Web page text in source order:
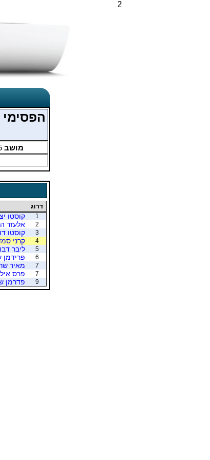
2
מושב
דרוג
1
קוסטו
2
אלעזר
3
קוסטו
4
קרני
5
ליבר
6
פרידמן
7
מאיר
7
פרס
9
פדרמן